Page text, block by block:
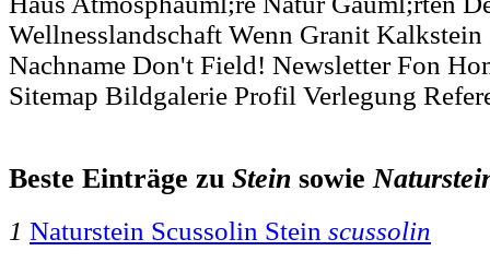
Wellnesslandschaft Wenn Granit Kalkstein
Nachname Don't Field! Newsletter Fon
Sitemap Bildgalerie Profil Verlegung
Beste Einträge zu Stein sowie
1 Naturstein Scussolin Stein scussolin